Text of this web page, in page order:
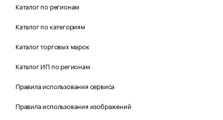
Каталог по регионам
Каталог по категориям
Каталог торговых марок
Каталог ИП по регионам
Правила использования сервиса
Правила использования изображений